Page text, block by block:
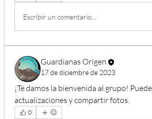
Escribir un comentario...
Guardianas Origen
17 de diciembre de 2023
¡Te damos la bienvenida al grupo!
actualizaciones y compartir fotos.
0